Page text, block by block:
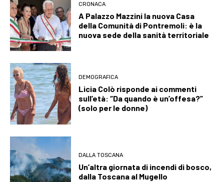
CRONACA
A Palazzo Mazzini la nuova Casa
della Comunità di Pontremoli: è la
nuova sede della sanità territoriale
DEMOGRAFICA
Licia Colò risponde ai commenti
sull’età: “Da quando è un’offesa?”
(solo per le donne)
DALLA TOSCANA
Un’altra giornata di incendi di bosco,
dalla Toscana al Mugello